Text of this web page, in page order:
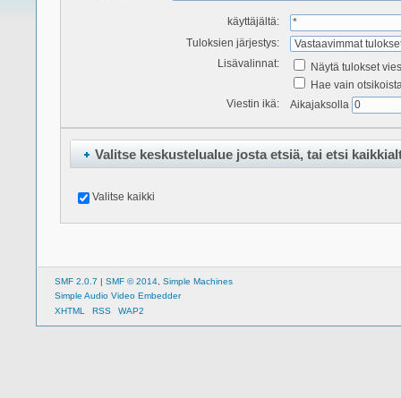
käyttäjältä:
Tuloksien järjestys:
Lisävalinnat:
Näytä tulokset
Hae vain
Viestin ikä:
Aikajaksolla
Valitse keskustelualue josta etsiä, tai etsi
Valitse kaikki
SMF 2.0.7 | SMF © 2014 Simple Machines
Simple Audio Video Embedder
XHTML
RSS WAP2